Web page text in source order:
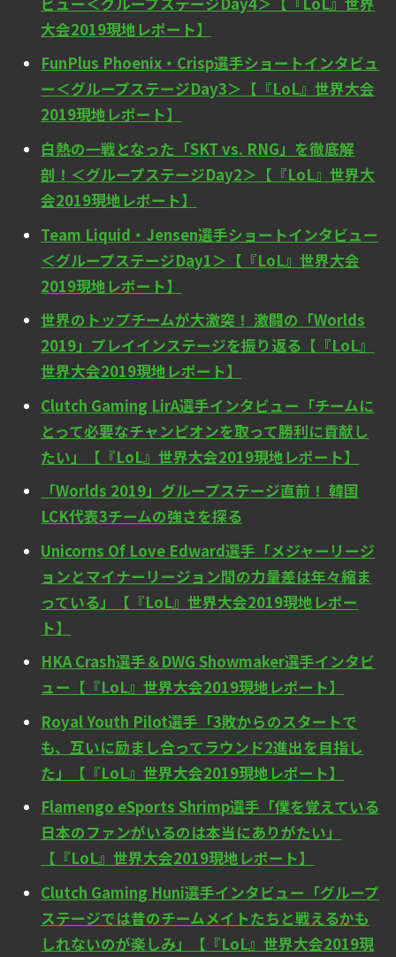
大会2019現地レポート】
FunPlus Phoenix・Crisp選手ショートインタビュ
ー＜グループステージDay3＞【『LoL』世界大会
2019現地レポート】
白熱の一戦となった「SKT vs. RNG」を徹底解
剖！＜グループステージDay2＞【『LoL』世界大
会2019現地レポート】
Team Liquid・Jensen選手ショートインタビュー
＜グループステージDay1＞【『LoL』世界大会
2019現地レポート】
世界のトップチームが大激突！ 激闘の「Worlds
2019」プレイインステージを振り返る【『LoL』
世界大会2019現地レポート】
Clutch Gaming LirA選手インタビュー「チームに
とって必要なチャンピオンを取って勝利に貢献し
たい」【『LoL』世界大会2019現地レポート】
「Worlds 2019」グループステージ直前！ 韓国
LCK代表3チームの強さを探る
Unicorns Of Love Edward選手「メジャーリージ
ョンとマイナーリージョン間の力量差は年々縮ま
っている」【『LoL』世界大会2019現地レポー
ト】
HKA Crash選手＆DWG Showmaker選手インタビ
ュー【『LoL』世界大会2019現地レポート】
Royal Youth Pilot選手「3敗からのスタートで
も、互いに励まし合ってラウンド2進出を目指し
た」【『LoL』世界大会2019現地レポート】
Flamengo eSports Shrimp選手「僕を覚えている
日本のファンがいるのは本当にありがたい」
【『LoL』世界大会2019現地レポート】
Clutch Gaming Huni選手インタビュー「グループ
ステージでは昔のチームメイトたちと戦えるかも
しれないのが楽しみ」【『LoL』世界大会2019現